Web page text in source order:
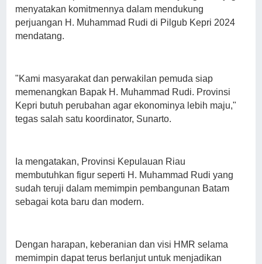
menyatakan komitmennya dalam mendukung
perjuangan H. Muhammad Rudi di Pilgub Kepri 2024
mendatang.
"Kami masyarakat dan perwakilan pemuda siap
memenangkan Bapak H. Muhammad Rudi. Provinsi
Kepri butuh perubahan agar ekonominya lebih maju,"
tegas salah satu koordinator, Sunarto.
Ia mengatakan, Provinsi Kepulauan Riau
membutuhkan figur seperti H. Muhammad Rudi yang
sudah teruji dalam memimpin pembangunan Batam
sebagai kota baru dan modern.
Dengan harapan, keberanian dan visi HMR selama
memimpin dapat terus berlanjut untuk menjadikan